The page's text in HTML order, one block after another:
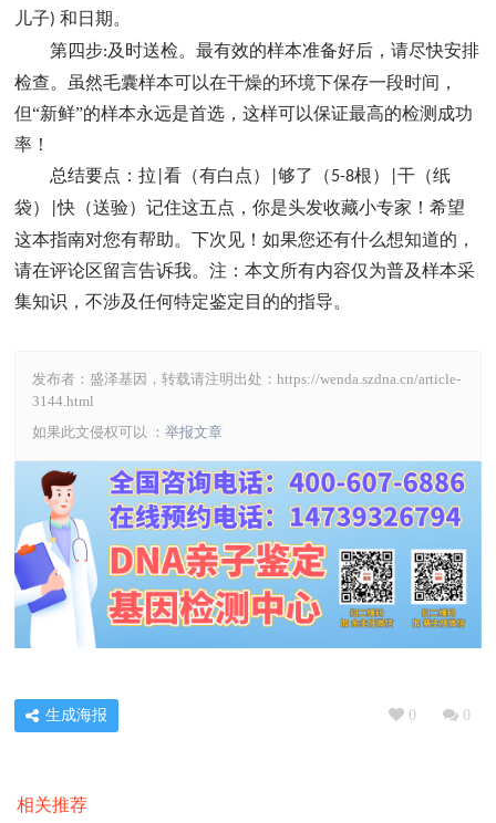
儿子) 和日期。
第四步:及时送检。最有效的样本准备好后，请尽快安排
检查。虽然毛囊样本可以在干燥的环境下保存一段时间，
但“新鲜”的样本永远是首选，这样可以保证最高的检测成功
率！
总结要点：拉 看（有白点） 够了（5-8根）
干（纸
袋）
|快（送验）记住这五点，你是头发收藏小专家！希望
这本指南对您有帮助。下次见！如果您还有什么想知道的，
请在评论区留言告诉我。注：本文所有内容仅为普及样本采
集知识，不涉及任何特定鉴定目的的指导。
发布者：盛泽基因，转载请注明出处： https://wenda.szdna.cn/article-
3144.html
如果此文侵权可以 ： 举报文章
0 0
生成海报
相关推荐